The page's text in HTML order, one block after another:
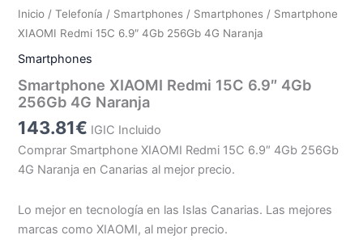
Inicio /Telefonía / Smartphones / Smartphones / Smartphone
XIAOMI Redmi 15C 6.9″ 4Gb 256Gb 4G Naranja
Smartphones
Smartphone XIAOMI Redmi 15C 6.9″ 4Gb
256Gb 4G Naranja
143.81€ IGIC Incluido
Comprar Smartphone XIAOMI Redmi 15C 6.9″ 4Gb 256Gb
4G Naranja en Canarias al mejor precio.
Lo mejor en tecnología en las Islas Canarias. Las mejores
marcas como XIAOMI, al mejor precio.